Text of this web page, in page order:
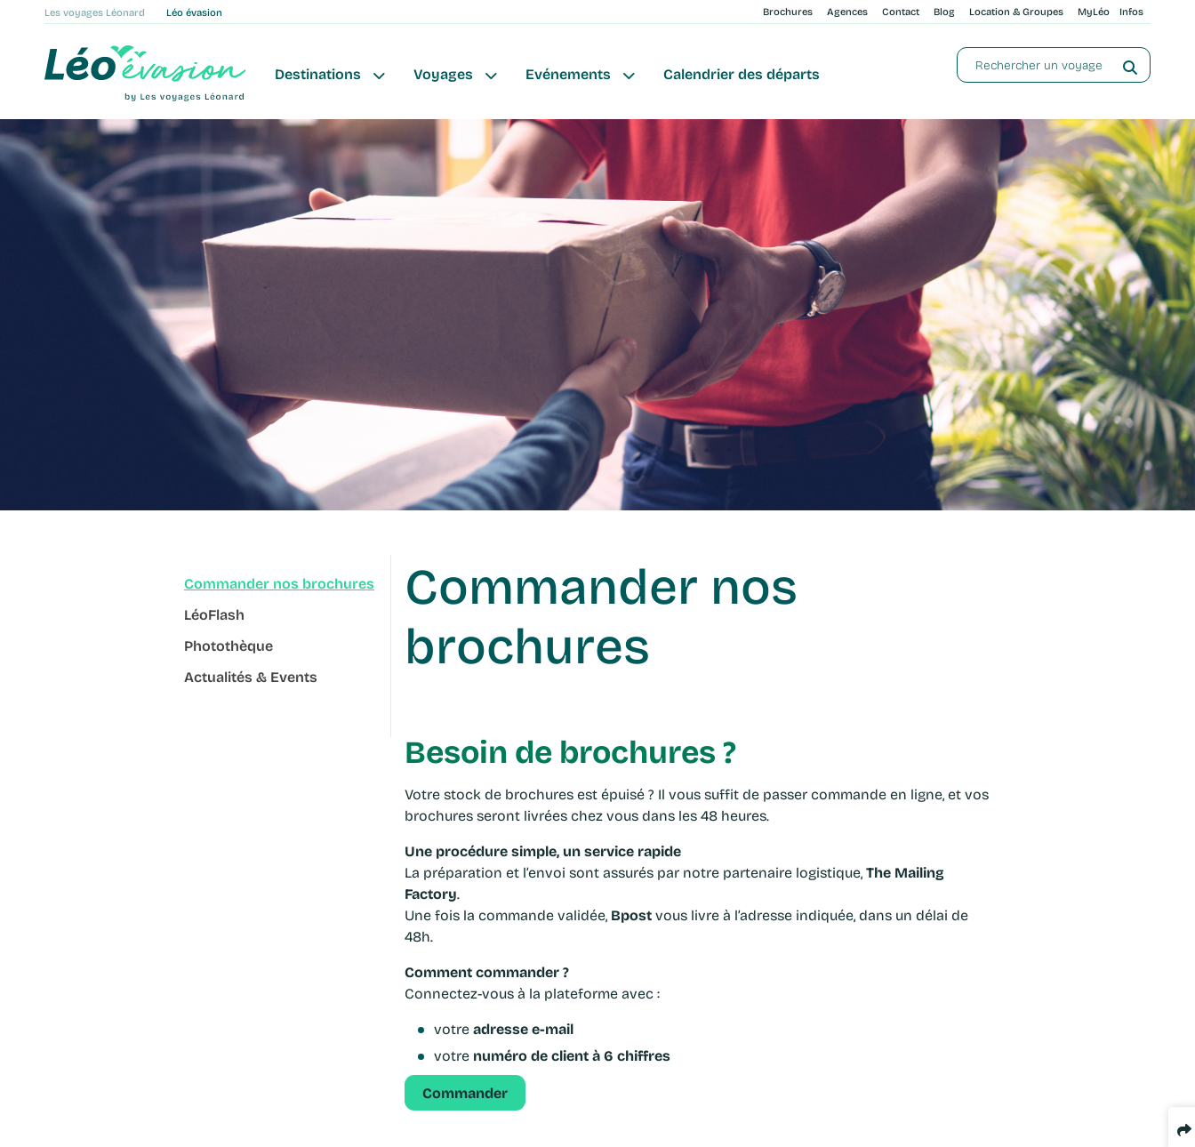
Destinations Voyages Evénements Calendrier des départs
Les voyages Léonard Léo évasion Brochures Agences Contact Blog Location & Groupes MyLéo Infos
Commander nos brochures
LéoFlash
Photothèque
Actualités & Events
Commander nos
brochures
Besoin de brochures ?
Votre stock de brochures est épuisé ? Il vous suffit de passer commande en ligne, et vos
brochures seront livrées chez vous dans les 48 heures.
Une procédure simple, un service rapide
La préparation et l’envoi sont assurés par notre partenaire logistique,The Mailing
Factory.
Une fois la commande validée, Bpostvous livre à l’adresse indiquée, dans un délai de
48h.
Comment commander ?
Connectez-vous à la plateforme avec :
votreadresse e-mail
votre numéro de client à 6 chiffres
Commander